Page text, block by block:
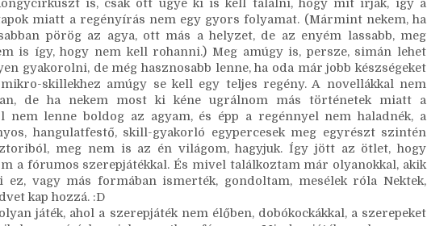
(bővebben majd kifejtem a kurzusbeszámolóval egybekötött
hogy van pár “mikro-skill”, amiket gyakorolni szeretnék írás terén.
Sideranra. :D
is, csak ott ugye ki is kell találni, hogy mit írjak, így a
miatt a regényírás nem egy gyors folyamat. (Mármint nekem, ha
pörög az agya, ott más a helyzet, de az enyém lassabb, meg
is így, hogy nem kell rohanni.) Meg amúgy is, persze, simán lehet
gyakorolni, de még hasznosabb lenne, ha oda már jobb készségeket
skillekhez amúgy se kell egy teljes regény. A novellákkal nem
de ha nekem most ki kéne ugrálnom más történetek miatt a
nem lenne boldog az agyam, és épp a regénnyel nem haladnék, a
hangulatfestő, skill-gyakorló egypercesek meg egyrészt szintén
meg nem is az én világom, hagyjuk. Így jött az ötlet, hogy
a fórumos szerepjátékkal. És mivel találkoztam már olyanokkal, akik